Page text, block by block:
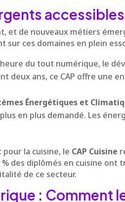
accessibles
et de nouveaux métiers
sur ces domaines en plein
du tout numérique, le
deux ans, ce CAP offre une
Énergétiques et
en plus demandé. Les
la cuisine, le CAP Cuisine
des diplômés en cuisine ont
de ce secteur.
: Comment